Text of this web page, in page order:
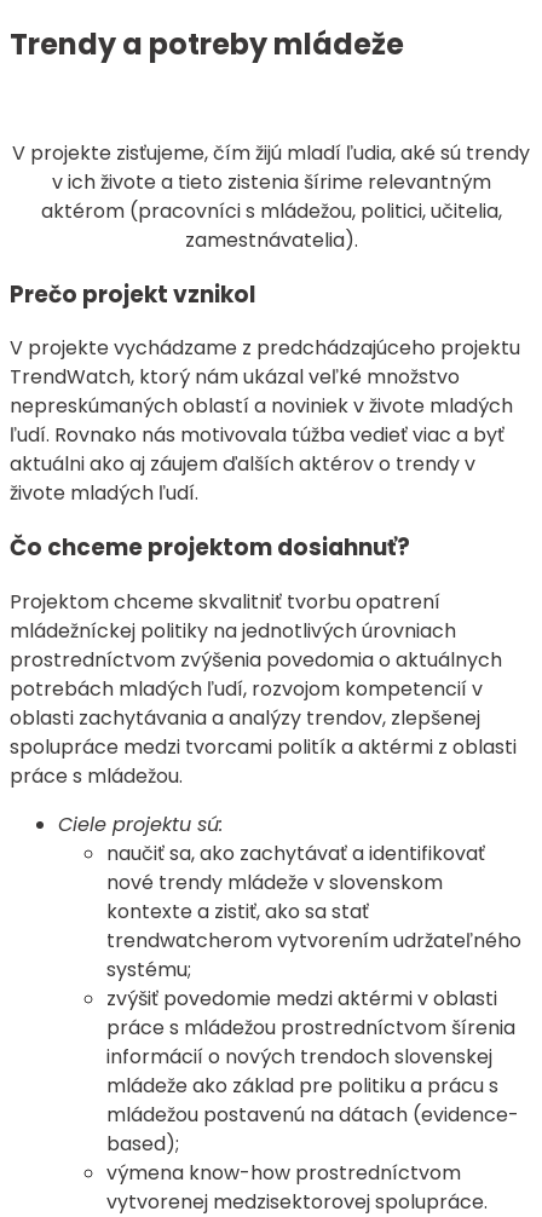
Trendy a potreby mládeže
V projekte zisťujeme, čím žijú mladí ľudia, aké sú trendy
v ich živote a tieto zistenia šírime relevantným
aktérom (pracovníci s mládežou, politici, učitelia,
zamestnávatelia).
Prečo projekt vznikol
V projekte vychádzame z predchádzajúceho projektu
TrendWatch, ktorý nám ukázal veľké množstvo
nepreskúmaných oblastí a noviniek v živote mladých
ľudí. Rovnako nás motivovala túžba vedieť viac a byť
aktuálni ako aj záujem ďalších aktérov o trendy v
živote mladých ľudí.
Čo chceme projektom dosiahnuť?
Projektom chceme skvalitniť tvorbu opatrení
mládežníckej politiky na jednotlivých úrovniach
prostredníctvom zvýšenia povedomia o aktuálnych
potrebách mladých ľudí, rozvojom kompetencií v
oblasti zachytávania a analýzy trendov, zlepšenej
spolupráce medzi tvorcami politík a aktérmi z oblasti
práce s mládežou.
Ciele projektu sú:
naučiť sa, ako zachytávať a identifikovať
nové trendy mládeže v slovenskom
kontexte a zistiť, ako sa stať
trendwatcherom vytvorením udržateľného
systému;
zvýšiť povedomie medzi aktérmi v oblasti
práce s mládežou prostredníctvom šírenia
informácií o nových trendoch slovenskej
mládeže ako základ pre politiku a prácu s
mládežou postavenú na dátach (evidence-
based);
výmena know-how prostredníctvom
vytvorenej medzisektorovej spolupráce.